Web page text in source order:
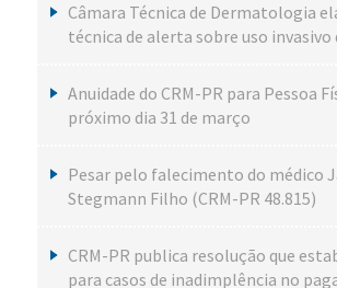
Câmara Técnica de Dermatologia
técnica de alerta sobre uso invasivo
Anuidade do CRM-PR para Pessoa
próximo dia 31 de março
Pesar pelo falecimento do médico
Stegmann Filho (CRM-PR 48.815)
CRM-PR publica resolução que
para casos de inadimplência no